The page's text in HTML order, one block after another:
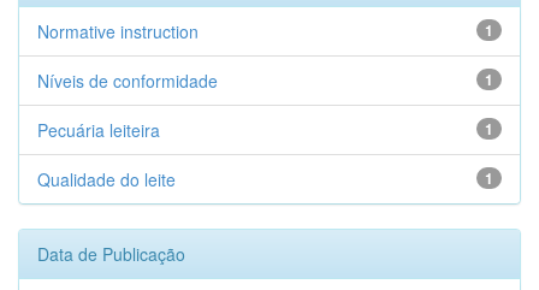
1
Normative instruction
1
Níveis de conformidade
1
Pecuária leiteira
1
Qualidade do leite
Data de Publicação